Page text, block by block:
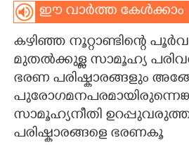
ASTRO
CARTOONS
LITERATURE
ZOOM
ഈ വാർത്ത കേൾക്കാം
കഴിഞ്ഞ നൂറ്റാണ്ടിന്റെ
മുതൽക്കുള്ള സാമൂഹ്യ
ഭരണ പരിഷ്കാരങ്ങളും
സാമൂഹ്യനീതി
പരിഷ്കാരങ്ങളെ ഭരണകൂ